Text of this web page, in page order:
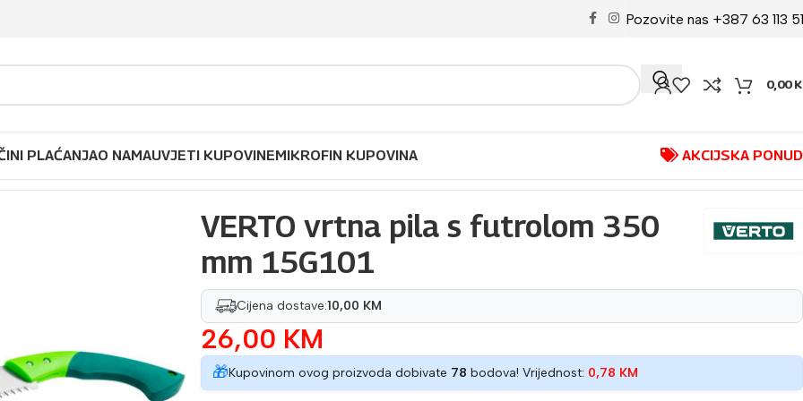
Pozovite nas +387 63 113
0,00
PLAĆANJAO NAMAUVJETI KUPOVINEMIKROFIN KUPOVINA AKCIJSKA
VERTO vrtna pila s futrolom 350
mm 15G101
Cijena dostave:10,00 KM
26,00 KM
🎁Kupovinom ovog proizvoda dobivate 78 bodova! Vrijednost: 0,78 KM